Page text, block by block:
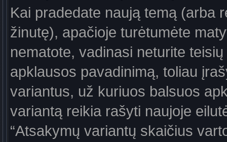
Kai pradedate naują temą (arba
žinutę), apačioje turėtumėte
nematote, vadinasi neturite
apklausos pavadinimą, toliau
variantus, už kuriuos balsuos
variantą reikia rašyti naujoje
“Atsakymų variantų skaičius